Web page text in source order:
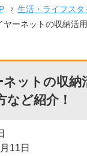
生活・ライフスタ
ヤーネットの収納活
ットの収納
など紹介！
11日